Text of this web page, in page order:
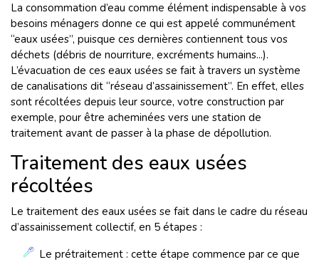
La consommation d’eau comme élément indispensable à vos
besoins ménagers donne ce qui est appelé communément
“eaux usées”, puisque ces dernières contiennent tous vos
déchets (débris de nourriture, excréments humains...).
L’évacuation de ces eaux usées se fait à travers un système
de canalisations dit “réseau d’assainissement”. En effet, elles
sont récoltées depuis leur source, votre construction par
exemple, pour être acheminées vers une station de
traitement avant de passer à la phase de dépollution.
Traitement des eaux usées
récoltées
Le traitement des eaux usées se fait dans le cadre du réseau
d’assainissement collectif, en 5 étapes :
Le prétraitement : cette étape commence par ce que